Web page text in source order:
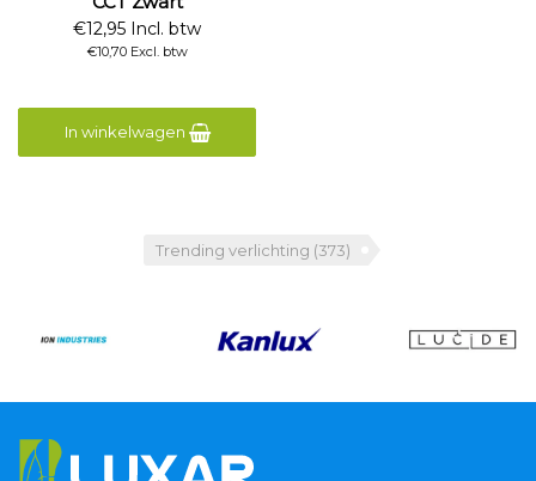
€12,95 Incl. btw
€10,70 Excl. btw
In winkelwagen
Trending verlichting (373)